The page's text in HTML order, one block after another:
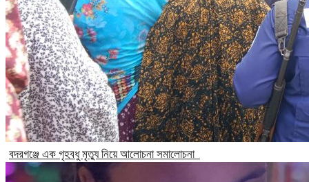
বদরগঞ্জে এক গৃহবধু মৃত্যু নিয়ে আলোচনা সমালোচনা